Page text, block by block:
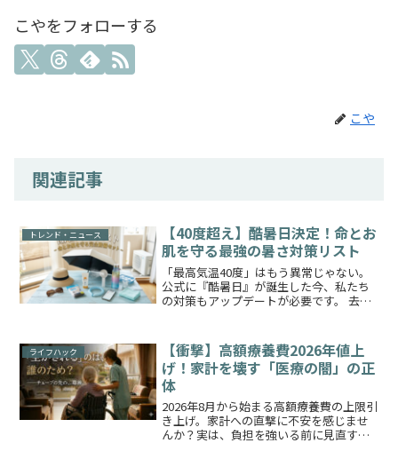
こやをフォローする
こや
関連記事
トレンド・ニュース
【40度超え】酷暑日決定！命とお
肌を守る最強の暑さ対策リスト
「最高気温40度」はもう異常じゃない。
公式に『酷暑日』が誕生した今、私たち
の対策もアップデートが必要です。 去年
来ます。我が家はベランダのビオトープ
の水温が36℃いきま...
ライフハック
【衝撃】高額療養費2026年値上
げ！家計を壊す「医療の闇」の正
体
2026年8月から始まる高額療養費の上限引
き上げ。家計への直撃に不安を感じませ
んか？実は、負担を強いる前に見直すべ